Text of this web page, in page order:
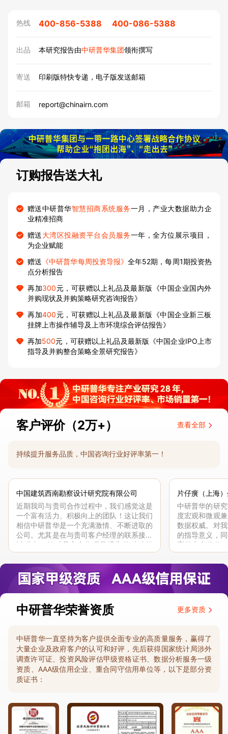
热线 400-856-5388 400-086-5388
出品 本研究报告由中研普华集团领衔撰写
寄送 印刷版特快专递，电子版发送邮箱
邮箱 report@chinairn.com
订购报告送大礼
赠送中研普华智慧招商系统服务一月，产业大数据助力企
业精准招商
赠送大湾区投融资平台会员服务一年，全方位展示项目，
为企业赋能
赠送 《中研普华每周投资导报》全年52期，每周1期投资热
点分析报告
再加300元，可获赠以上礼品及最新版《中国企业国内外
并购现状及并购策略研究咨询报告》
再加400元，可获赠以上礼品及最新版《中国企业新三板
挂牌上市操作辅导及上市环境综合评估报告》
再加500元，可获赠以上礼品及最新版《中国企业IPO上市
指导及并购整合策略全景研究报告》
客户评价（2万+） 查看全部
持续提升服务品质，中国咨询行业好评率第一！
中国建筑西南勘察设计研究院有限公司
近期我司与贵司合作过程中，我们感觉这是
一个富有活力、积极向上的团队！这让我们
相信中研普华是一个充满激情、不断进取的
公司。尤其是在与贵司客户经理的联系接洽
过程中，针对我方合作项目报告的种种细
节，及时细致缜密地协助与项目部沟通、探
讨和完善...
片仔癀（上海
中研普华的研
度宏观和微观
数据权威。对
的指导意义，
高的参考价值
体化”服务和行
司继续...
中研普华荣誉资质 更多资质
中研普华一直坚持为客户提供全面专业的高质量服务，赢得了
大量企业及政府客户的认可和好评，先后获得国家统计局涉外
调查许可证、投资风险评估甲级资格证书、数据分析服务一级
资质、AAA级信用企业、重合同守信用单位等，以下是部分资
质证书：